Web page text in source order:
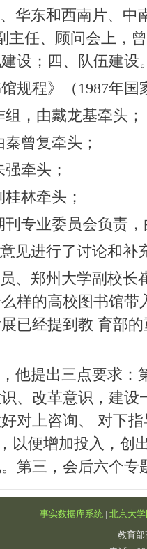
东和西南片、中
主任、顾问会上，
设；四、队伍建设
规程》（1987年
，由戴龙基牵头；
曾复牵头；
牵头；
林牵头；
专业委员会负责，
进行了讨论和补
郑州大学副校长
样的高校图书馆
已经提到教 育部
提出三点要求：
、改革意识，建
对上咨询、 对下
以便增加投入，创
第三，会后六个
事实数据库系统 | 北京大
教育